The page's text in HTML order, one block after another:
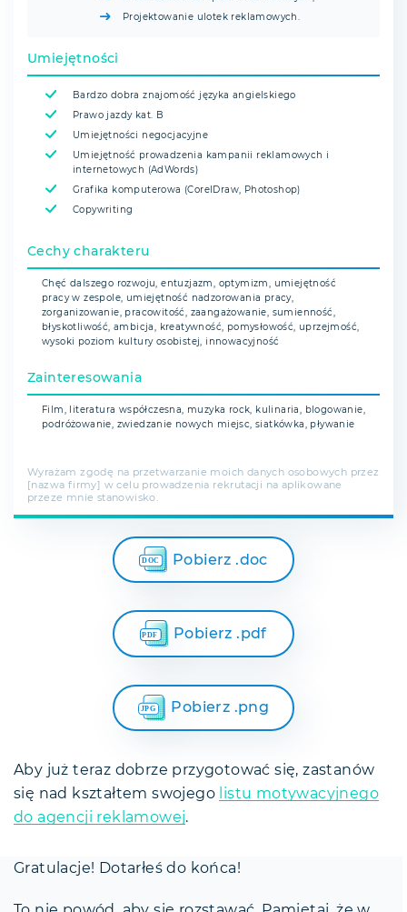
Projektowanie ulotek reklamowych.
Umiejętności
Bardzo dobra znajomość języka angielskiego
Prawo jazdy kat. B
Umiejętności negocjacyjne
Umiejętność prowadzenia kampanii reklamowych i
internetowych (AdWords)
Grafika komputerowa (CorelDraw, Photoshop)
Copywriting
Cechy charakteru
Chęć dalszego rozwoju, entuzjazm, optymizm, umiejętność
pracy w zespole, umiejętność nadzorowania pracy,
zorganizowanie, pracowitość, zaangażowanie, sumienność,
błyskotliwość, ambicja, kreatywność, pomysłowość, uprzejmość,
wysoki poziom kultury osobistej, innowacyjność
Zainteresowania
Film, literatura współczesna, muzyka rock, kulinaria, blogowanie,
podróżowanie, zwiedzanie nowych miejsc, siatkówka, pływanie
Wyrażam zgodę na przetwarzanie moich danych osobowych przez
[nazwa firmy] w celu prowadzenia rekrutacji na aplikowane
przeze mnie stanowisko.
Pobierz .doc
Pobierz .pdf
Pobierz .png
Aby już teraz dobrze przygotować się, zastanów
się nad kształtem swojego
listu motywacyjnego
do agencji reklamowej.
Gratulacje! Dotarłeś do końca!